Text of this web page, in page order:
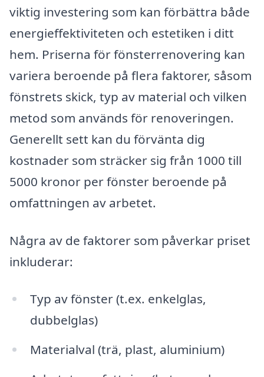
viktig investering som kan förbättra både
energieffektiviteten och estetiken i ditt
hem. Priserna för fönsterrenovering kan
variera beroende på flera faktorer, såsom
fönstrets skick, typ av material och vilken
metod som används för renoveringen.
Generellt sett kan du förvänta dig
kostnader som sträcker sig från 1000 till
5000 kronor per fönster beroende på
omfattningen av arbetet.
Några av de faktorer som påverkar priset
inkluderar:
Typ av fönster (t.ex. enkelglas,
dubbelglas)
Materialval (trä, plast, aluminium)